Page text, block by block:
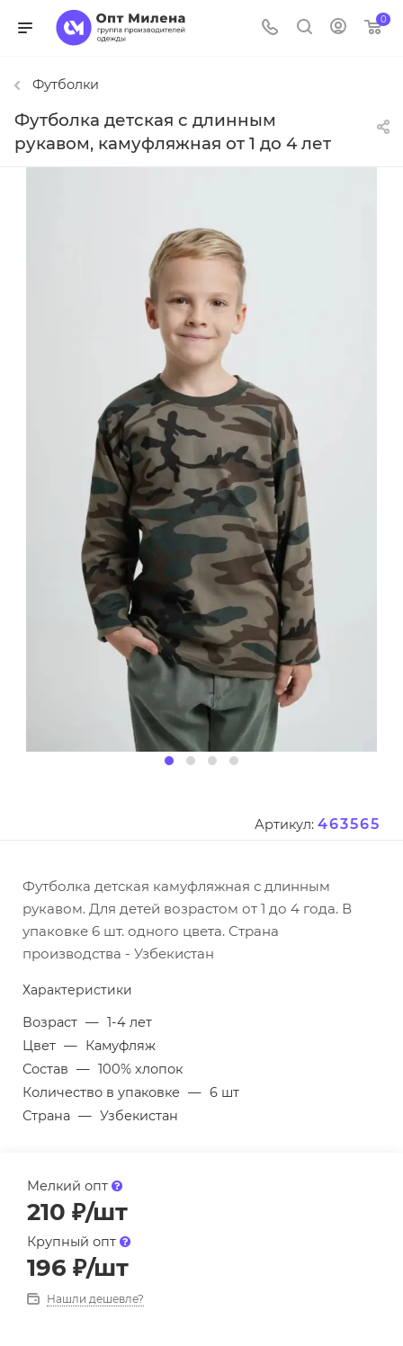
0
Футболки
Футболка детская с длинным
рукавом, камуфляжная от 1 до 4 лет
Артикул: 463565
Футболка детская камуфляжная с длинным
рукавом. Для детей возрастом от 1 до 4 года. В
упаковке 6 шт. одного цвета. Страна
производства - Узбекистан
Характеристики
Возраст — 1-4 лет
Цвет — Камуфляж
Состав — 100% хлопок
Количество в упаковке — 6 шт
Страна — Узбекистан
Мелкий опт
210 ₽/шт
Крупный опт
196 ₽/шт
Нашли дешевле?